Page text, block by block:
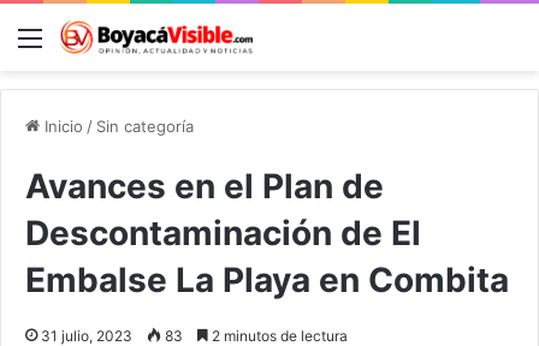
Menú
Inicio / Sin categoría
Avances en el Plan de
Descontaminación de El
Embalse La Playa en Combita
31 julio, 2023 83 2 minutos de lectura